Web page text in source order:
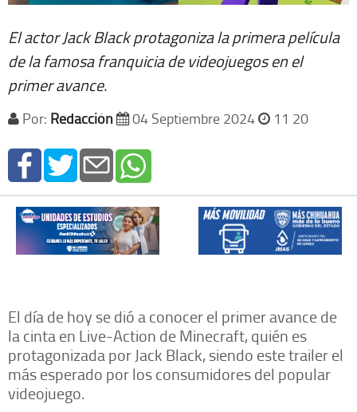
El actor Jack Black protagoniza la primera película
de la famosa franquicia de videojuegos en el
primer avance.
Por: Redacción 04 Septiembre 2024 11 20
El día de hoy se dió a conocer el primer avance de
la cinta en Live-Action de Minecraft, quién es
protagonizada por Jack Black, siendo este trailer el
más esperado por los consumidores del popular
videojuego.